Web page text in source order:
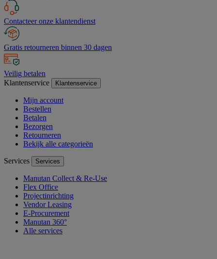
Contacteer onze klantendienst
Gratis retourneren binnen 30 dagen
Veilig betalen
Klantenservice
Klantenservice
Mijn account
Bestellen
Betalen
Bezorgen
Retourneren
Bekijk alle categorieën
Services Services
Manutan Collect & Re-Use
Flex Office
Projectinrichting
Vendor Leasing
E-Procurement
Manutan 360°
Alle services